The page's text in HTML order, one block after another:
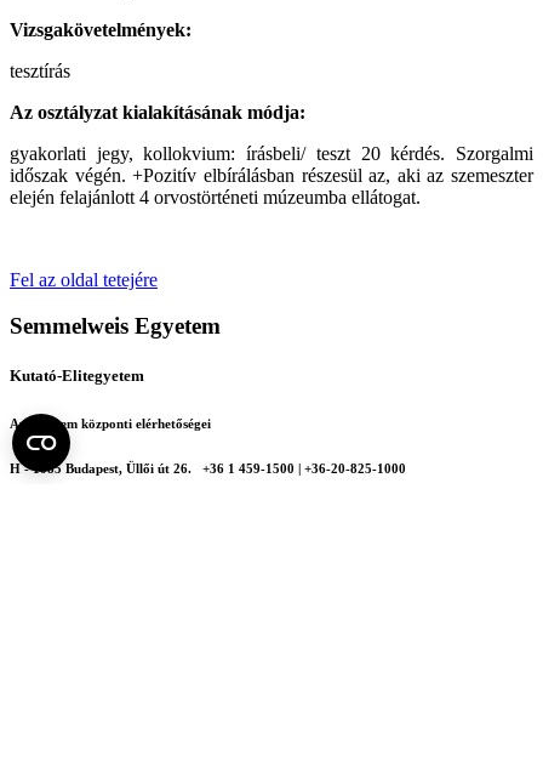
Vizsgakövetelmények:
tesztírás
Az osztályzat kialakításának módja:
gyakorlati jegy, kollokvium: írásbeli/ teszt 20 kérdés. Szorgalmi
időszak végén. +Pozitív elbírálásban részesül az, aki az szemeszter
elején felajánlott 4 orvostörténeti múzeumba ellátogat.
Fel az oldal tetejére
Semmelweis Egyetem
Kutató-Elitegyetem
Az egyetem központi elérhetőségei
H - 1085 Budapest, Üllői út 26.
+36 1 459-1500 | +36-20-825-1000